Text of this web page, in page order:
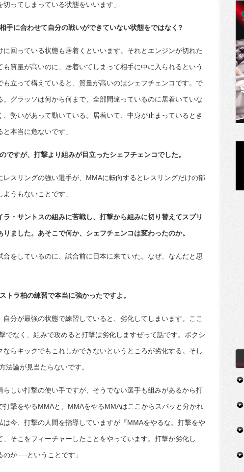
ってしまっている状態をいいます」
手に合わせて自分の戦いができていない状態をではなく?
に回っている状態も居着くといいます。それとエンジンが切れた
質量が高いのに、居着いてしまって相手に中に入られるという
も立って構えていると、質量が高いのはシェフチェンコです。で
。グラッソは何から何まで、全部間違っているのに居着いていな
、勢いがあって動いている。居着いて、中身が止まっているとき
本当に危ないです」
ですが、打撃より組みが目立ったシェフチェンコでした。
レスリングの強い選手が、MMAに転向するとレスリングだけの部
うもないことです」
・サントスの組みに苦戦し、打撃から組みに切り替えてスプリ
ました。あそこで何か、シェフチェンコは変わったのか。
合をしているのに、試合前に日本に来ていた。なぜ、なんだと思
トラ柏の練習で本当に強かったですよ。
自分が最強の状態で練習していると、劣化してしまいます。ここ
でなく、組みで攻めると打撃は劣化しますぜって話です。ボクシ
ならキックでもこれしかできないというところが劣化する。そし
法論が見当たらないです。
らしい打撃の使い手ですが、そうでない選手も組みがあるから打
打撃をやるMMAと、MMAをやるMMAはここからスパッと分かれ
は今、打撃の人間を指導していますが『MMAをやるな。打撃をや
、そこをフィーチャーしたことをやっています。打撃が劣化し
か──ということです」